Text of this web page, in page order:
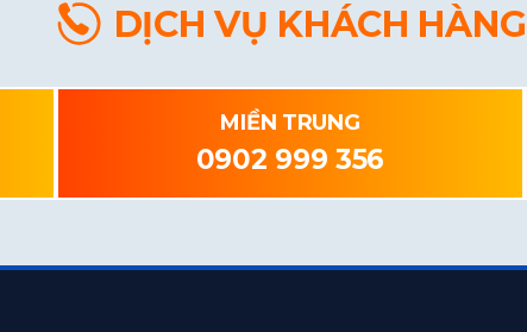
DỊCH VỤ KHÁCH HÀNG
MIỀN TRUNG
0902 999 356